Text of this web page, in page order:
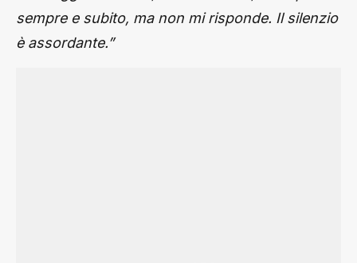
sempre e subito, ma non mi risponde. Il silenzio
è assordante.”